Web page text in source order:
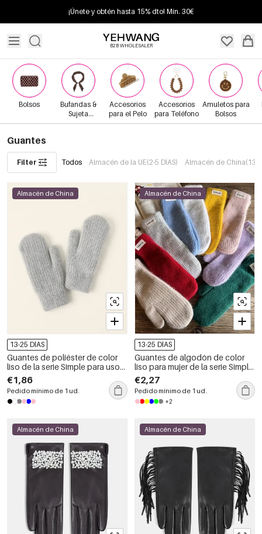
¡Únete y obtén hasta 15% dto! Mín. 30€
B2B WHOLESALER
Bolsos
Bufandas &
Sujeta
Bufandas
Accesorios
para el Pelo
Accesorios
para Teléfono
Amuletos para
Bolsos
Guantes
Filter Todos Almacén de la UE(2-5 DÍAS) Almacén de China(13+
Almacén de China
13-25 DÍAS
Guantes de poliéster de color
liso de la serie Simple para uso
diario
€1,86
Pedido mínimo de 1 ud.
Almacén de China
13-25 DÍAS
Guantes de algodón de color
liso para mujer de la serie Simple
Daily
€2,27
Pedido mínimo de 1 ud.
+2
Almacén de China Almacén de China